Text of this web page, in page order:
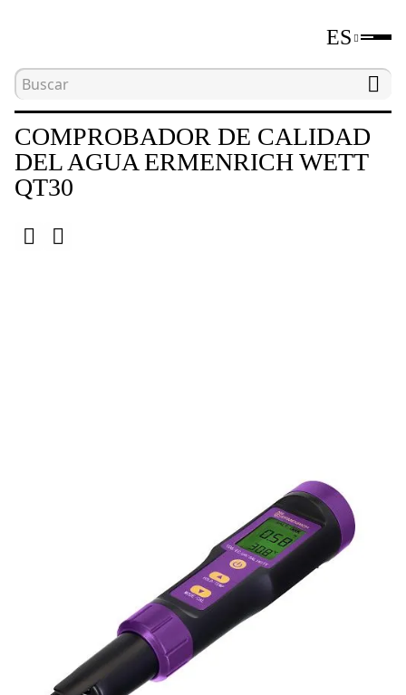
ES
Inicio Comprobadores de la calidad
COMPROBADOR DE CALIDAD
DEL AGUA ERMENRICH WETT
QT30